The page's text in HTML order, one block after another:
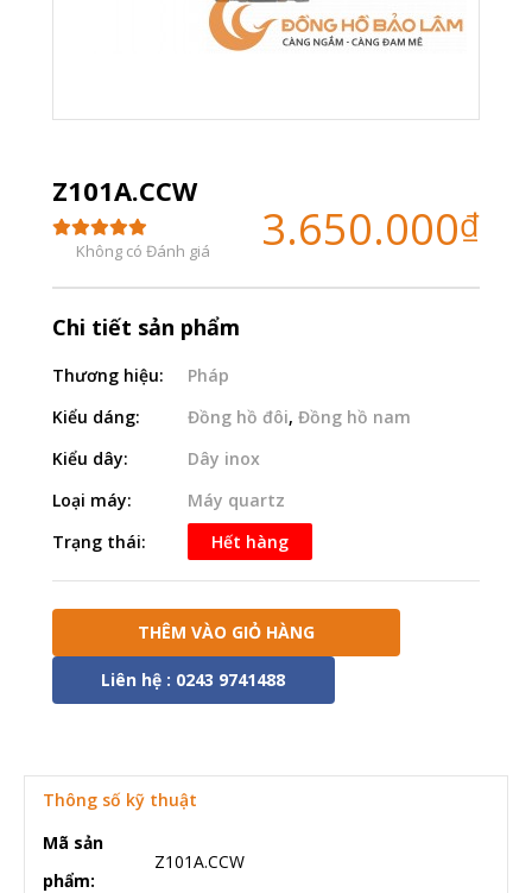
Z101A.CCW
Không có Đánh giá 3.650.000₫
Chi tiết sản phẩm
Thương hiệu:
Pháp
Kiểu dáng:
Đồng hồ đôi, Đồng hồ nam
Kiểu dây:
Dây inox
Loại máy:
Máy quartz
Trạng thái:
Hết hàng
THÊM VÀO GIỎ HÀNG
Liên hệ : 0243 9741488
Thông số kỹ thuật
Mã sản
phẩm:
Z101A.CCW